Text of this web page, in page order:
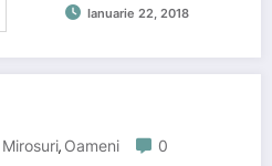
Ianuarie 22, 2018
Mirosuri, Oameni
0